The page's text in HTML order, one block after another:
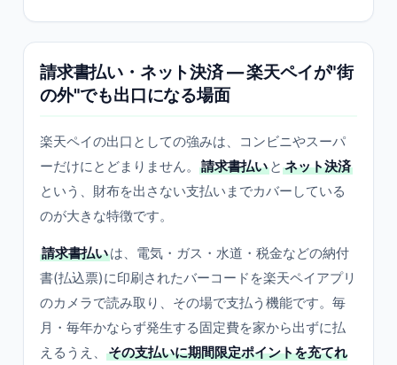
請求書払い・ネット決済 — 楽天ペイが"街
の外"でも出口になる場面
楽天ペイの出口としての強みは、コンビニやスーパ
ーだけにとどまりません。
請求書払い と ネット決済
という、財布を出さない支払いまでカバーしている
のが大きな特徴です。
請求書払いは、電気・ガス・水道・税金などの納付
書(払込票)に印刷されたバーコードを楽天ペイアプリ
のカメラで読み取り、その場で支払う機能です。毎
月・毎年かならず発生する固定費を家から出ずに払
えるうえ、
その支払いに期間限定ポイントを充てれ